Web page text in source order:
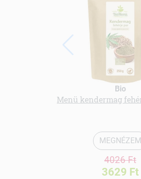
Bio
Menü kendermag
MEGNÉZEM
4026 Ft
3629 Ft